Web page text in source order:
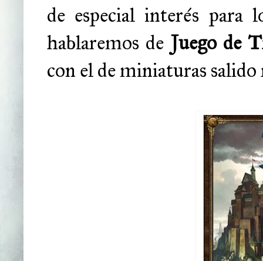
de especial interés para
hablaremos de Juego de
con el de miniaturas